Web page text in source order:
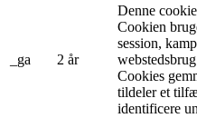
_ga 2 år
Denne
Cookien
session,
Cookies
tildeler et
identificere